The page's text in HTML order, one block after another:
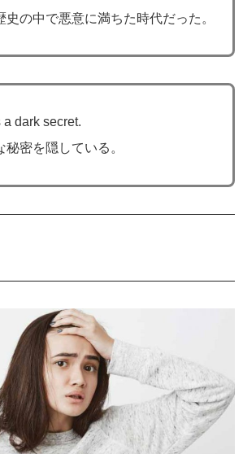
史の中で悪意に満ちた時代だった。
dark secret.
密を隠している。